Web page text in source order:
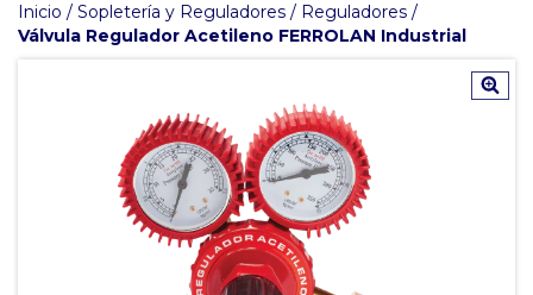
Inicio / Sopletería y Reguladores / Reguladores /
Válvula Regulador Acetileno FERROLAN Industrial